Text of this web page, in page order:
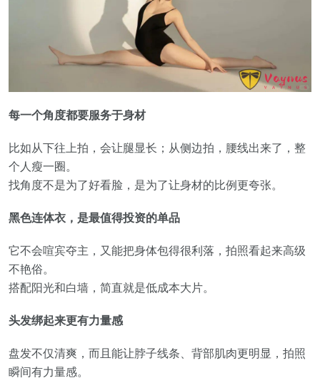
每一个角度都要服务于身材
比如从下往上拍，会让腿显长；从侧边拍，腰线出来了，整
个人瘦一圈。
找角度不是为了好看脸，是为了让身材的比例更夸张。
黑色连体衣，是最值得投资的单品
它不会喧宾夺主，又能把身体包得很利落，拍照看起来高级
不艳俗。
搭配阳光和白墙，简直就是低成本大片。
头发绑起来更有力量感
盘发不仅清爽，而且能让脖子线条、背部肌肉更明显，拍照
瞬间有力量感。